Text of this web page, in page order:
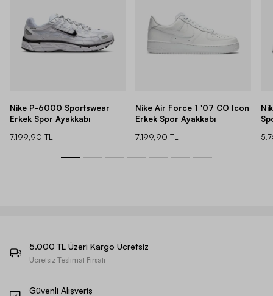
Nike P-6000 Sportswear
Erkek Spor Ayakkabı
7.199,90 TL
Nike Air Force 1 '07 CO Icon
Erkek Spor Ayakkabı
7.199,90 TL
5.000 TL Üzeri Kargo Ücretsiz
Ücretsiz Teslimat Fırsatı
Güvenli Alışveriş